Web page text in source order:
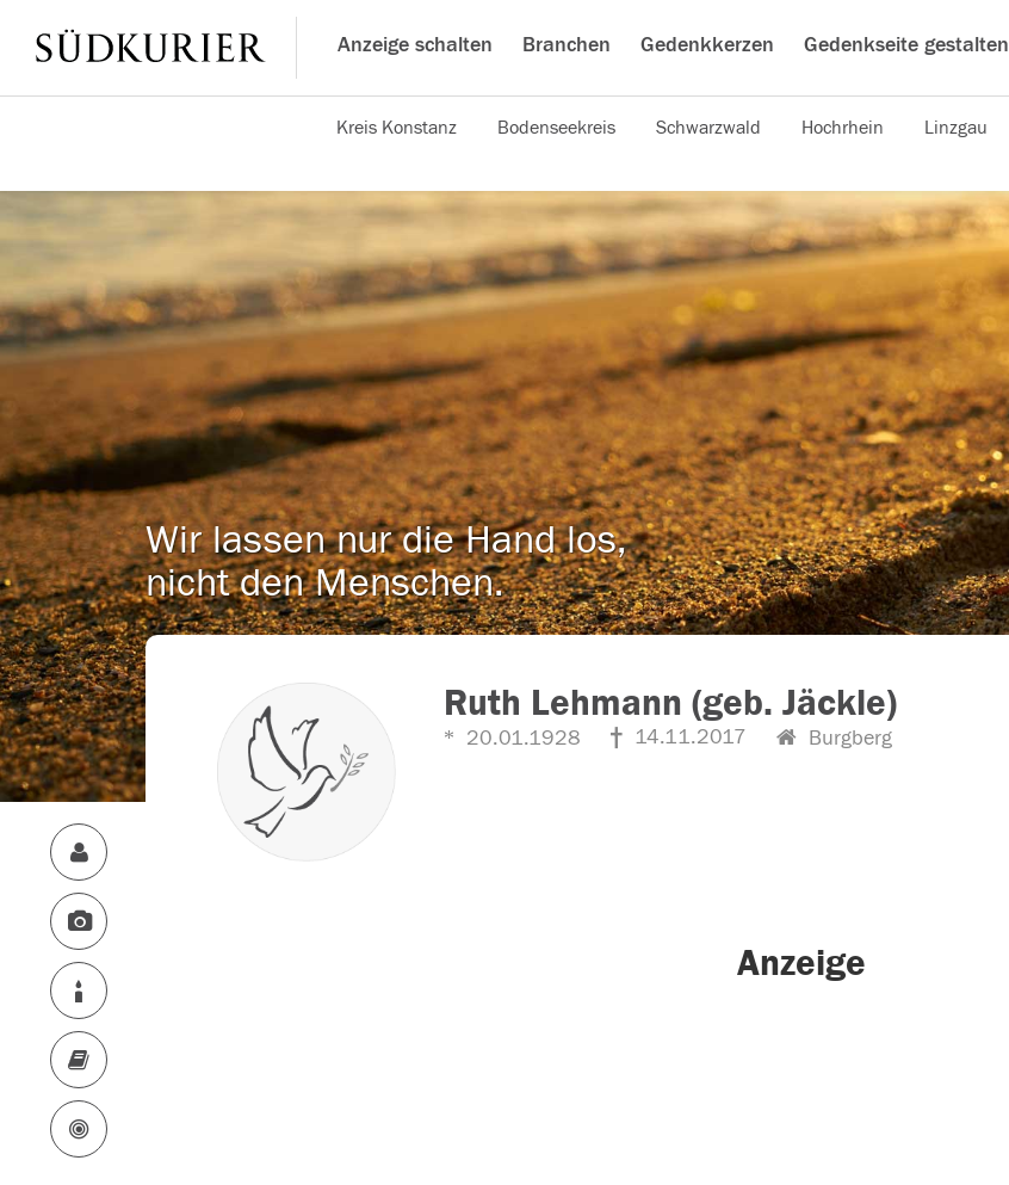
Anzeige schalten Branchen Gedenkkerzen Gedenkseite gestalten
Kreis Konstanz Bodenseekreis Schwarzwald Hochrhein Linzgau
Wir lassen nur die Hand los,
nicht den Menschen.
Ruth Lehmann (geb. Jäckle)
20.01.1928 14.11.2017 Burgberg
Anzeige